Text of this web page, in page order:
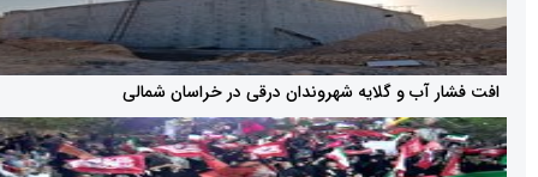
و گلایه شهروندان درقی در خراسان شمالی